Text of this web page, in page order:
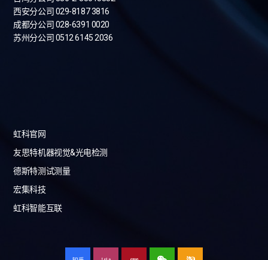
西安分公司 029-8187 3816
成都分公司 028-6391 0020
苏州分公司 0512 6145 2036
虹科官网
友思特机器视觉&光电检测
德斯特测试测量
宏集科技
虹科智能互联